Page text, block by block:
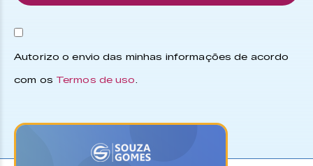
Autorizo o envio das minhas informações de acordo
com os Termos de uso.